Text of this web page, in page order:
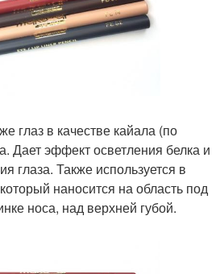
глаз в качестве кайала (по
Дает эффект осветления белка и
глаза. Также используется в
наносится на область под
носа, над верхней губой.